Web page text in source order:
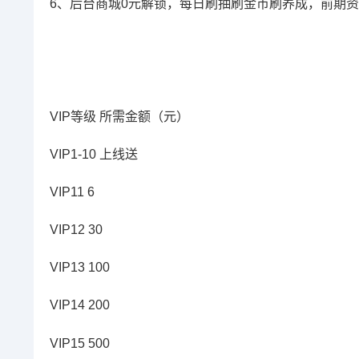
6、后台商城0元解锁，每日刷抽刷金币刷养成，前期资
VIP等级 所需金额（元）
VIP1-10 上线送
VIP11 6
VIP12 30
VIP13 100
VIP14 200
VIP15 500